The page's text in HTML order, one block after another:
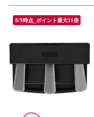
8/9時点_ポイント最大11倍